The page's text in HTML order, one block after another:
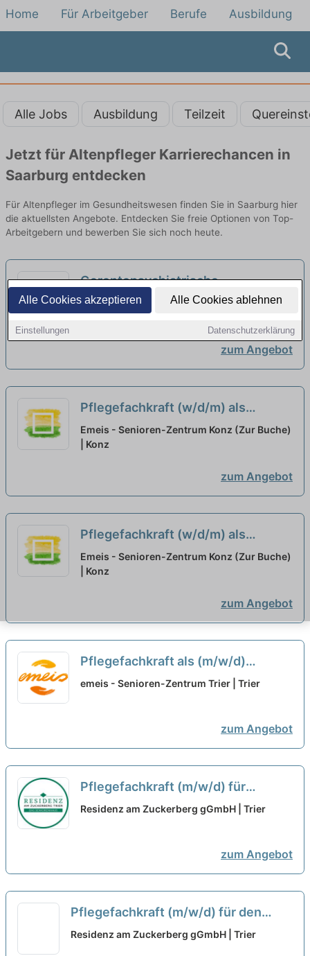
Alle Cookies akzeptieren Alle Cookies ablehnen
Einstellungen Datenschutzerklärung
Home Für Arbeitgeber Berufe Ausbildung
Alle Jobs Ausbildung Teilzeit
Jetzt für Altenpfleger Karrierechancen in
Saarburg entdecken
Für Altenpfleger im Gesundheitswesen finden Sie in Saarburg hier
die aktuellsten Angebote. Entdecken Sie freie Optionen von Top-
Arbeitgebern und bewerben Sie sich noch heute.
Gerontopsychiatrische
Pflegefachkraft (w/d/m) -
Wertschätzung für Deine Arbeit!
neu
Emeis - Senioren-Zentrum Konz (Zur Buche)
| Konz
zum Angebot
Pflegefachkraft (w/d/m) als
Hygienebeauftragte:r -
Wertschätzung für Deine Arbeit!
Emeis - Senioren-Zentrum Konz (Zur Buche)
| Konz
zum Angebot
Pflegefachkraft (w/d/m) als
Praxisanleitung - Wertschätzung
für Deine Arbeit!
Emeis - Senioren-Zentrum Konz (Zur Buche)
| Konz
zum Angebot
Pflegefachkraft als (m/w/d)
Wohnbereichsleitung - Hilf uns
emeis - Senioren-Zentrum Trier | Trier
zum Angebot
Pflegefachkraft (m/w/d) für
unseren hauseigenen ambulanten
Residenz am Zuckerberg gGmbH | Trier
zum Angebot
Pflegefachkraft (m/w/d) für den
stationären Bereich - Werden Sie
Residenz am Zuckerberg gGmbH | Trier